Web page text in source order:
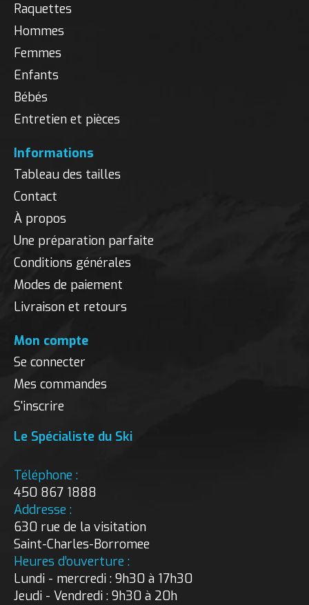
Raquettes
Hommes
Femmes
Enfants
Bébés
Entretien et pièces
Informations
Tableau des tailles
Contact
À propos
Une préparation parfaite
Conditions générales
Modes de paiement
Livraison et retours
Mon compte
Se connecter
Mes commandes
S'inscrire
Le Spécialiste du Ski
Téléphone :
450 867 1888
Addresse :
630 rue de la visitation
Saint-Charles-Borromee
Heures d’ouverture :
Lundi - mercredi : 9h30 à 17h30
Jeudi - Vendredi : 9h30 à 20h